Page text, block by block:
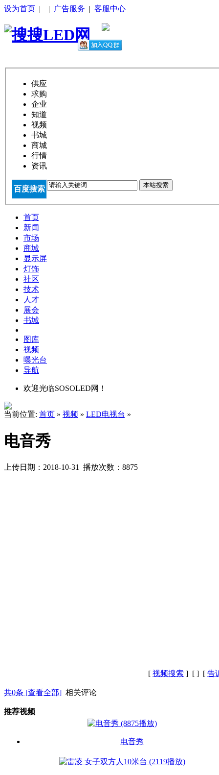
设为首页 | | 广告服务 | 客服中心
供应
求购
企业
知道
视频
书城
商城
行情
资讯
百度搜索 本站搜索
首页
新闻
市场
商城
显示屏
灯饰
社区
技术
人才
展会
书城
图库
视频
曝光台
导航
欢迎光临SOSOLED网！
当前位置: 首页 » 视频 » LED电视台 »
电音秀
上传日期：2018-10-31 播放次数： 8875
[ 视频搜索 ] [ ] [ 告
共0条 [查看全部] 相关评论
推荐视频
电音秀